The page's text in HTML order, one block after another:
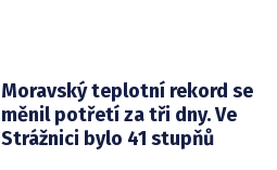
Moravský teplotní rekord se
měnil potřetí za tři dny. Ve
Strážnici bylo 41 stupňů